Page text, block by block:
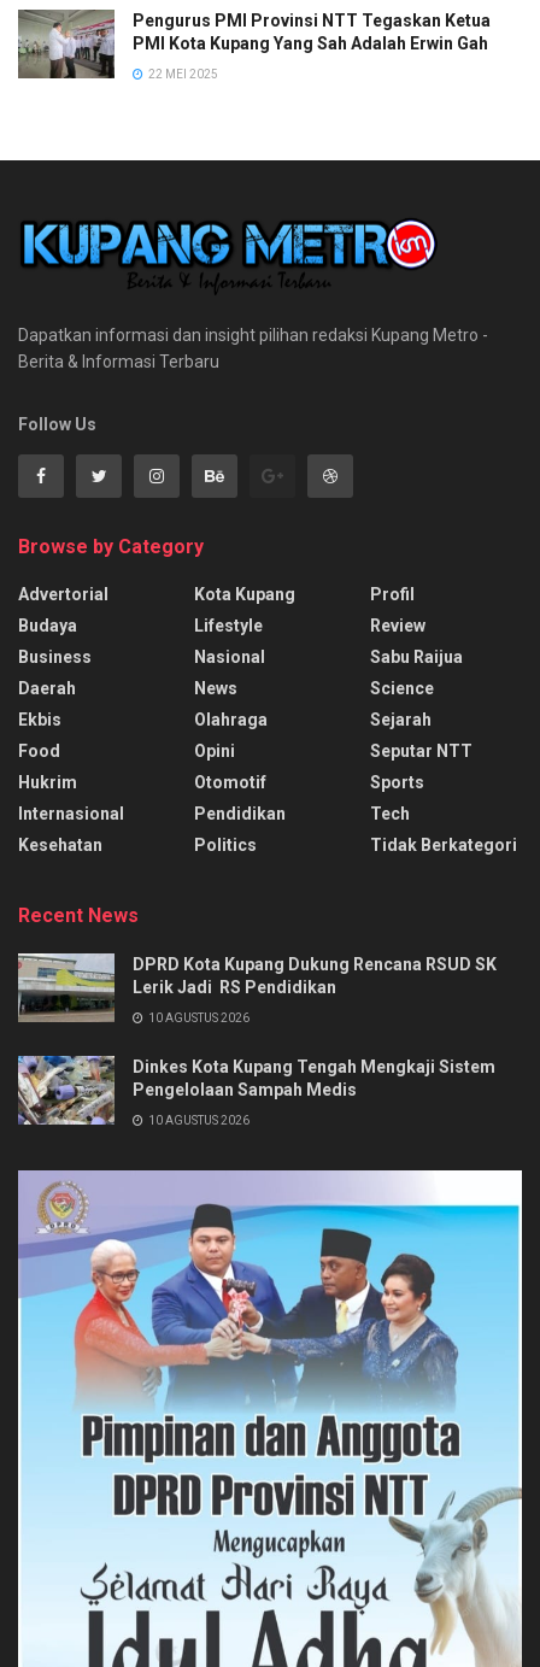
Pengurus PMI Provinsi NTT Tegaskan Ketua
PMI Kota Kupang Yang Sah Adalah Erwin Gah
22 MEI 2025
Dapatkan informasi dan insight pilihan redaksi Kupang Metro -
Berita & Informasi Terbaru
Follow Us
Browse by Category
Advertorial
Budaya
Business
Daerah
Ekbis
Food
Hukrim
Internasional
Kesehatan
Kota Kupang
Lifestyle
Nasional
News
Olahraga
Opini
Otomotif
Pendidikan
Politics
Profil
Review
Sabu Raijua
Science
Sejarah
Seputar NTT
Sports
Tech
Tidak Berkategori
Recent News
DPRD Kota Kupang Dukung Rencana RSUD SK
Lerik Jadi RS Pendidikan
10 AGUSTUS 2026
Dinkes Kota Kupang Tengah Mengkaji Sistem
Pengelolaan Sampah Medis
10 AGUSTUS 2026